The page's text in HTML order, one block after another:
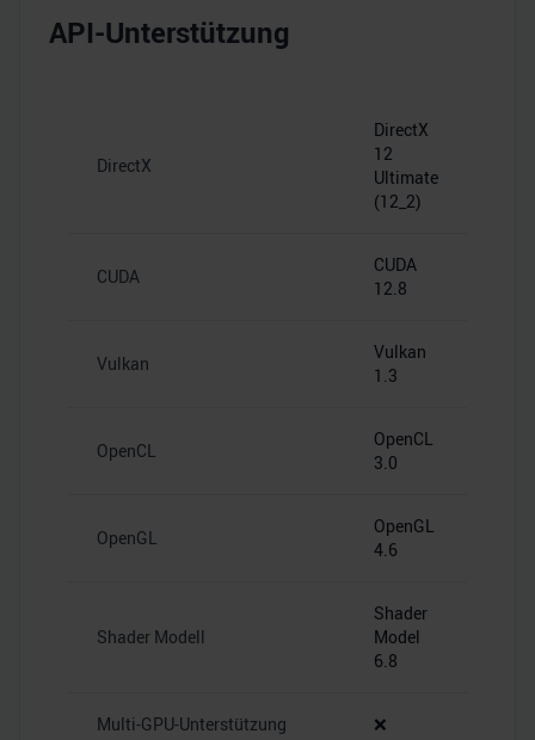
API-Unterstützung
DirectX
DirectX
12
Ultimate
(12_2)
CUDA
CUDA
12.8
Vulkan
Vulkan
1.3
OpenCL
OpenCL
3.0
OpenGL
OpenGL
4.6
Shader Modell
Shader
Model
6.8
Multi-GPU-Unterstützung ❌